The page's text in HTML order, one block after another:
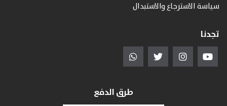
سياسة الاسترجاع والاستبدال
تجدنا
طرق الدفع